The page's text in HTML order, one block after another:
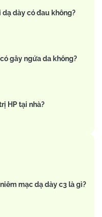
dạ dày có đau không?
gây ngứa da không?
HP tại nhà?
mạc dạ dày c3 là gì?